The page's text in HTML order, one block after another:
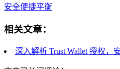
安全便捷平衡
相关文章：
深入解析 Trust Wallet 授权，